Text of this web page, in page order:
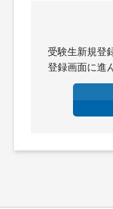
受験生新規登
登録画面に進